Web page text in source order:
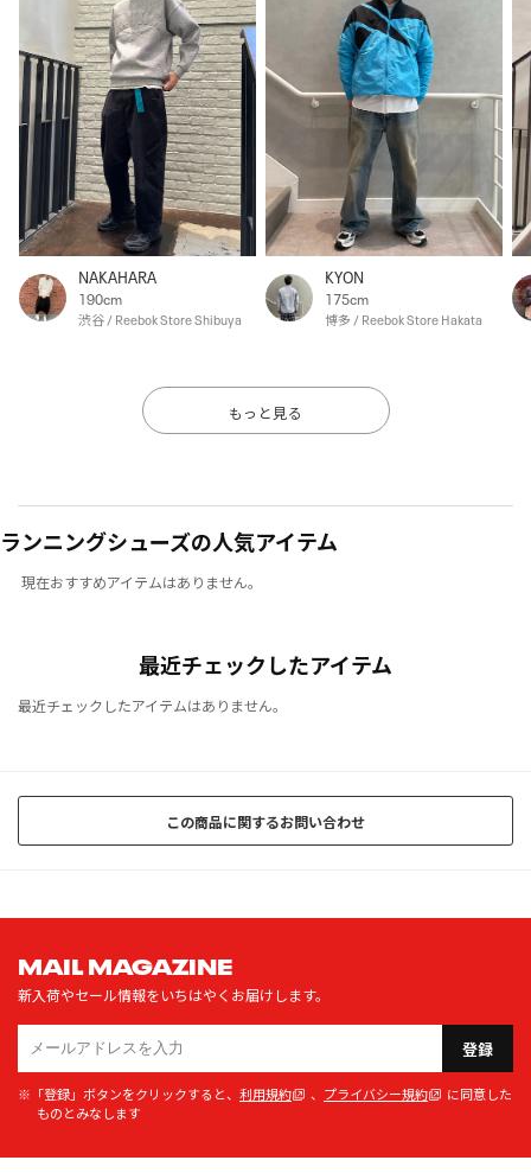
NAKAHARA
190cm
渋谷 / Reebok Store Shibuya
KYON
175cm
博多 / Reebok Store Hakata
もっと見る
ランニングシューズの人気アイテム
現在おすすめアイテムはありません。
最近チェックしたアイテム
最近チェックしたアイテムはありません。
この商品に関するお問い合わせ
MAIL MAGAZINE
新入荷やセール情報をいちはやくお届けします。
登録
※「登録」ボタンをクリックすると、 利用規約 、 プライバシー規約
に同意した
ものとみなします